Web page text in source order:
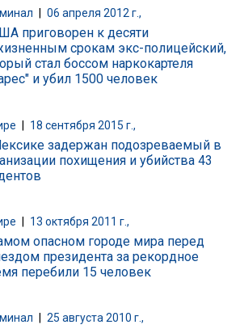
06 апреля 2012 г.,
приговорен к десяти
срокам экс-полицейский,
стал боссом наркокартеля
и убил 1500 человек
| 18 сентября 2015 г.,
задержан подозреваемый в
похищения и убийства 43
13 октября 2011 г.,
опасном городе мира перед
президента за рекордное
перебили 15 человек
25 августа 2010 г.,